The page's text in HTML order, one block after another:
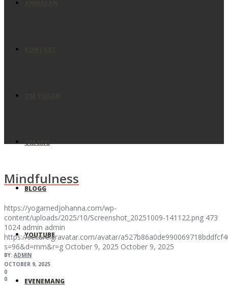
OM MIG
BLOGG
YOUTUBE
EVENEMANG
Mindfulness
https://yogamedjohanna.com/wp-
content/uploads/2025/10/Screenshot_20251009-141122.png 473
1024 admin admin
https://secure.gravatar.com/avatar/
s=96&d=mm&r=g October 9, 2025 October 9, 2025
BY: ADMIN
OCTOBER 9, 2025
0
0